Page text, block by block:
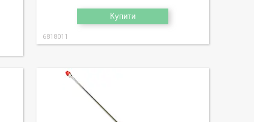
Купити
6818011